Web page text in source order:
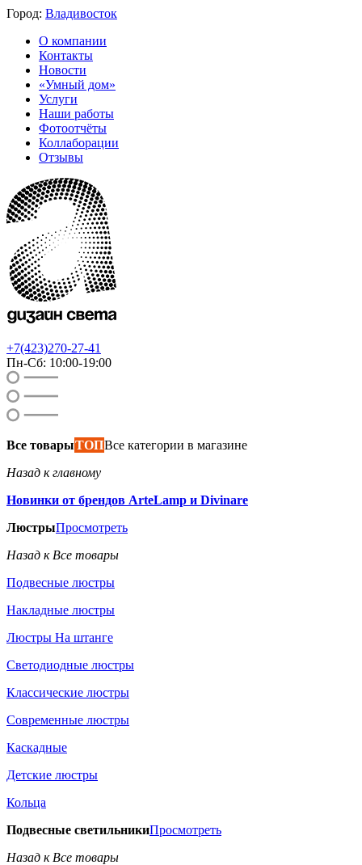
Город: Владивосток
О компании
Контакты
Новости
«Умный дом»
Услуги
Наши работы
Фотоотчёты
Коллаборации
Отзывы
+7(423)270-27-41
Пн-Сб: 10:00-19:00
Все товарыТОПВсе категории в магазине
Назад к главному
Новинки от брендов ArteLamp и Divinare
ЛюстрыПросмотреть
Назад к Все товары
Подвесные люстры
Накладные люстры
Люстры На штанге
Светодиодные люстры
Классические люстры
Современные люстры
Каскадные
Детские люстры
Кольца
Подвесные светильникиПросмотреть
Назад к Все товары